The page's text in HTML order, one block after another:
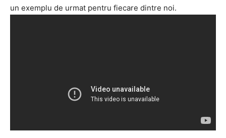
un exemplu de urmat pentru fiecare dintre noi.